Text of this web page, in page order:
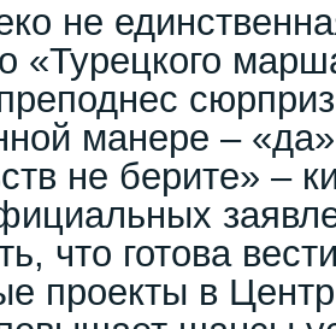
не
«Турецкого
манере –
не берите» –
что готова
проекты в